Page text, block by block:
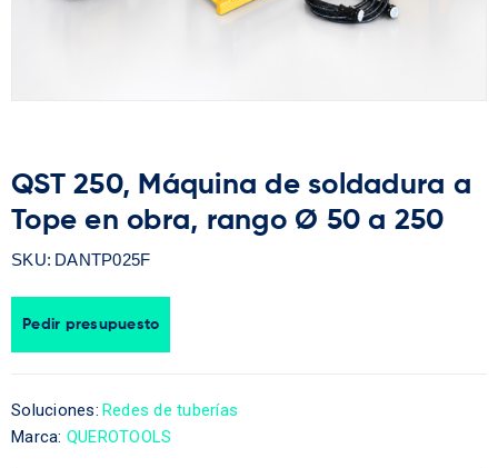
QST 250, Máquina de soldadura a
Tope en obra, rango Ø 50 a 250
SKU: DANTP025F
Pedir presupuesto
Soluciones: Redes de tuberías
Marca: QUEROTOOLS